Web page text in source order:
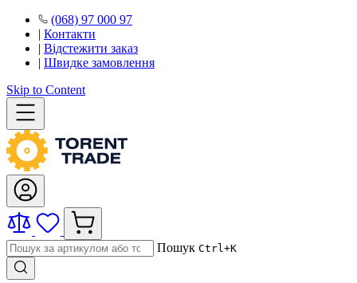
(068) 97 000 97
| Контакти
| Відстежити заказ
| Швидке замовлення
Skip to Content
Пошук Ctrl+K